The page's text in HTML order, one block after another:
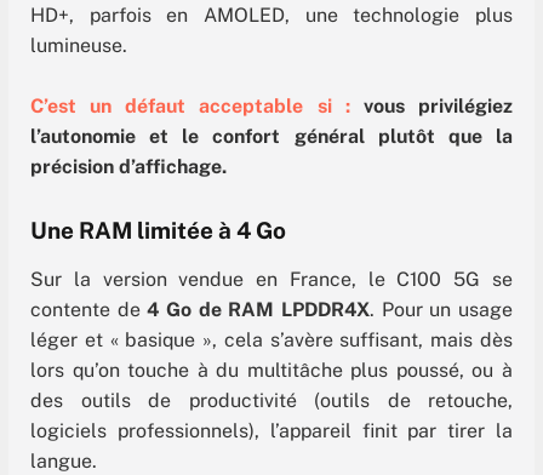
HD+, parfois en AMOLED, une technologie plus
lumineuse.
C’est un défaut acceptable si :vous privilégiez
l’autonomie et le confort général plutôt que la
précision d’affichage.
Une RAM limitée à 4 Go
Sur la version vendue en France, le C100 5G se
contente de4 Go de RAM LPDDR4X. Pour un usage
léger et « basique », cela s’avère suffisant, mais dès
lors qu’on touche à du multitâche plus poussé, ou à
des outils de productivité (outils de retouche,
logiciels professionnels), l’appareil finit par tirer la
langue.